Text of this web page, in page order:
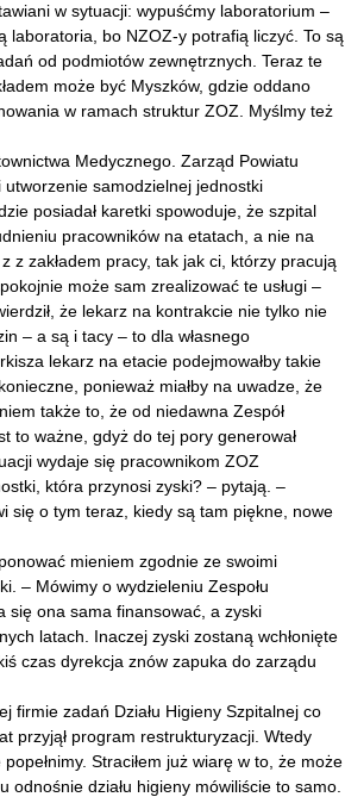
w sytuacji: wypuśćmy laboratorium –
laboratoria, bo NZOZ-y potrafią liczyć. To są
od podmiotów zewnętrznych. Teraz te
może być Myszków, gdzie oddano
w ramach struktur ZOZ. Myślmy też
Medycznego. Zarząd Powiatu
samodzielnej jednostki
posiadał karetki spowoduje, że szpital
pracowników na etatach, a nie na
z zakładem pracy, tak jak ci, którzy pracują
może sam zrealizować te usługi –
że lekarz na kontrakcie nie tylko nie
– a są i tacy – to dla własnego
lekarz na etacie podejmowałby takie
ponieważ miałby na uwadze, że
także to, że od niedawna Zespół
to ważne, gdyż do tej pory generował
wydaje się pracownikom ZOZ
która przynosi zyski? – pytają. –
się o tym teraz, kiedy są tam piękne, nowe
mieniem zgodnie ze swoimi
– Mówimy o wydzieleniu Zespołu
się ona sama finansować, a zyski
latach. Inaczej zyski zostaną wchłonięte
czas dyrekcja znów zapuka do zarządu
firmie zadań Działu Higieny Szpitalnej co
przyjął program restrukturyzacji. Wtedy
Straciłem już wiarę w to, że może
działu higieny mówiliście to samo.